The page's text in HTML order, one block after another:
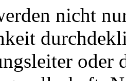
nicht
oder